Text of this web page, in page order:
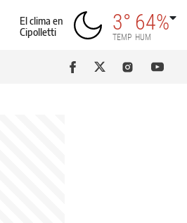
El clima en
Cipolletti
3°
TEMP
64%
HUM